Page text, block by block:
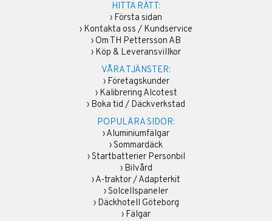
HITTA RÄTT:
› Första sidan
› Kontakta oss / Kundservice
› Om TH Pettersson AB
› Köp & Leveransvillkor
VÅRA TJÄNSTER:
› Företagskunder
› Kalibrering Alcotest
› Boka tid / Däckverkstad
POPULÄRA SIDOR:
›Aluminiumfälgar
›Sommardäck
›Startbatterier Personbil
› Bilvård
›A-traktor / Adapterkit
›Solcellspaneler
› Däckhotell Göteborg
› Fälgar